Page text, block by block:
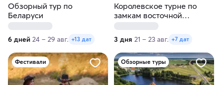
Обзорный тур по
Беларуси
6 дней 24 – 29 авг. +13 дат
Королевское турне по
замкам восточной
3 дня 21 – 23 авг. +7 дат
Фестивали Обзорные туры